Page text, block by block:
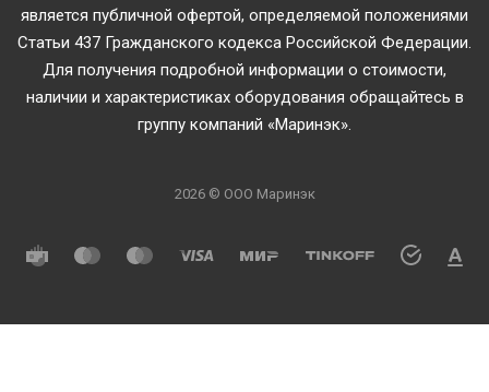
является публичной офертой, определяемой положениями
Статьи 437 Гражданского кодекса Российской Федерации.
Для получения подробной информации о стоимости,
наличии и характеристиках оборудования обращайтесь в
группу компаний «Маринэк».
2026 © ООО Маринэк